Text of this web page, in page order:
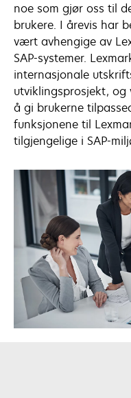
noe som gjør oss til
brukere. I årevis har
vært avhengige av
SAP-systemer.
internasjonale
utviklingsprosjekt,
å gi brukerne
funksjonene til
tilgjengelige i SAP-